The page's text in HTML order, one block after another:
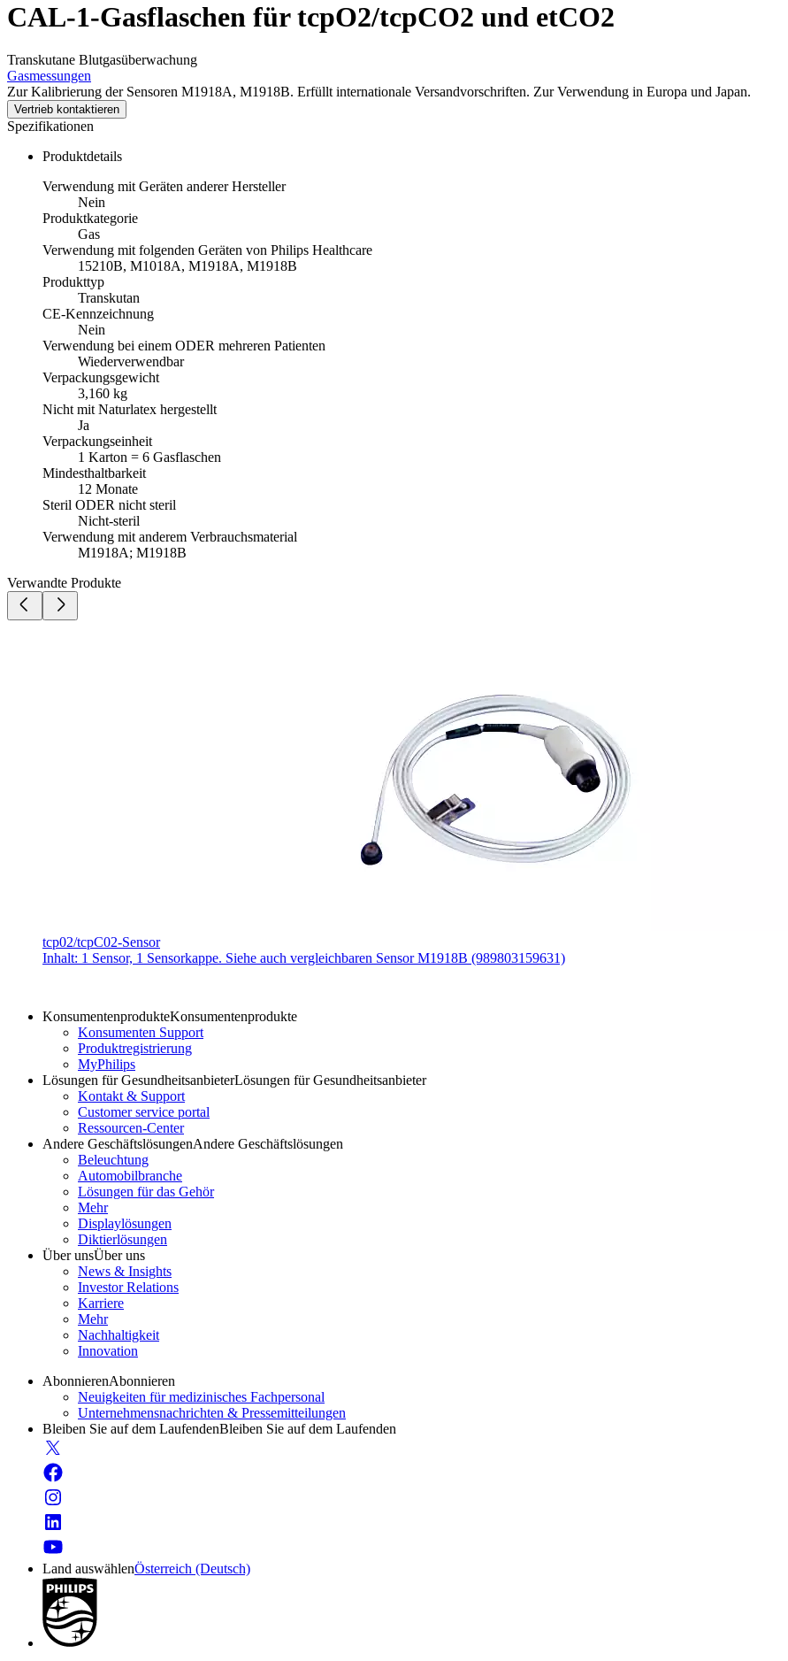
CAL-1-Gasflaschen für tcpO2/tcpCO2 und etCO2
Transkutane Blutgasüberwachung
Gasmessungen
Zur Kalibrierung der Sensoren M1918A, M1918B. Erfüllt internationale Versandvorschriften. Zur Verwendung in Europa und Japan.
Vertrieb kontaktieren
Spezifikationen
Produktdetails
Verwendung mit Geräten anderer Hersteller
Nein
Produktkategorie
Gas
Verwendung mit folgenden Geräten von Philips Healthcare
15210B, M1018A, M1918A, M1918B
Produkttyp
Transkutan
CE-Kennzeichnung
Nein
Verwendung bei einem ODER mehreren Patienten
Wiederverwendbar
Verpackungsgewicht
3,160 kg
Nicht mit Naturlatex hergestellt
Ja
Verpackungseinheit
1 Karton = 6 Gasflaschen
Mindesthaltbarkeit
12 Monate
Steril ODER nicht steril
Nicht-steril
Verwendung mit anderem Verbrauchsmaterial
M1918A; M1918B
Verwandte Produkte
tcp02/tcpC02-Sensor
Inhalt: 1 Sensor, 1 Sensorkappe. Siehe auch vergleichbaren Sensor M1918B (989803159631)
KonsumentenprodukteKonsumentenprodukte
Konsumenten Support
Produktregistrierung
MyPhilips
Lösungen für GesundheitsanbieterLösungen für Gesundheitsanbieter
Kontakt & Support
Customer service portal
Ressourcen-Center
Andere GeschäftslösungenAndere Geschäftslösungen
Beleuchtung
Automobilbranche
Lösungen für das Gehör
Mehr
Displaylösungen
Diktierlösungen
Über unsÜber uns
News & Insights
Investor Relations
Karriere
Mehr
Nachhaltigkeit
Innovation
AbonnierenAbonnieren
Neuigkeiten für medizinisches Fachpersonal
Unternehmensnachrichten & Pressemitteilungen
Bleiben Sie auf dem LaufendenBleiben Sie auf dem Laufenden
Land auswählenÖsterreich (Deutsch)